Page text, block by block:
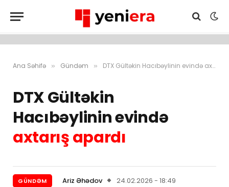
Ana Səhifə » Gündəm » DTX Gültəkin Hacıbəylinin evində axtarış apardı
DTX Gültəkin
Hacıbəylinin evində
axtarış apardı
GÜNDƏM Ariz Əhədov 24.02.2026 - 18:49